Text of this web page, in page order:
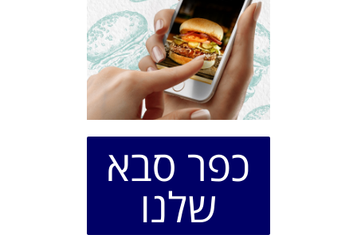
כפר סבא
שלנו